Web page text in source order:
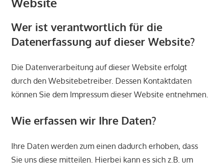
Wer ist verantwortlich für die
Datenerfassung auf dieser Website?
Die Datenverarbeitung auf dieser Website erfolgt
durch den Websitebetreiber. Dessen Kontaktdaten
können Sie dem Impressum dieser Website entnehmen.
Wie erfassen wir Ihre Daten?
Ihre Daten werden zum einen dadurch erhoben, dass
Sie uns diese mitteilen. Hierbei kann es sich z.B. um